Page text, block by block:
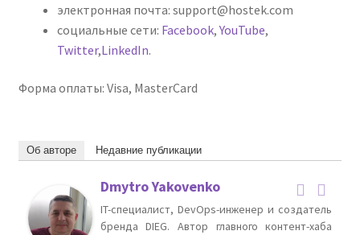
электронная почта: support@hostek.com
социальные сети: Facebook,YouTube,
Twitter,LinkedIn.
Форма оплаты: Visa, MasterCard
Об авторе Недавние публикации
Dmytro Yakovenko
IT-специалист, DevOps-инженер и создатель
бренда DIEG. Автор главного контент-хаба